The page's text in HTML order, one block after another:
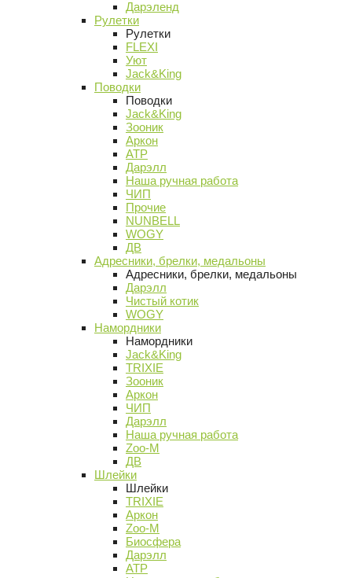
Дарэленд
Рулетки
Рулетки
FLEXI
Уют
Jack&King
Поводки
Поводки
Jack&King
Зооник
Аркон
АТР
Дарэлл
Наша ручная работа
ЧИП
Прочие
NUNBELL
WOGY
ДВ
Адресники, брелки, медальоны
Адресники, брелки, медальоны
Дарэлл
Чистый котик
WOGY
Намордники
Намордники
Jack&King
TRIXIE
Зооник
Аркон
ЧИП
Дарэлл
Наша ручная работа
Zoo-M
ДВ
Шлейки
Шлейки
TRIXIE
Аркон
Zoo-M
Биосфера
Дарэлл
АТР